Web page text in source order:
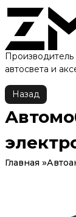
автосвета и
Назад
Главная